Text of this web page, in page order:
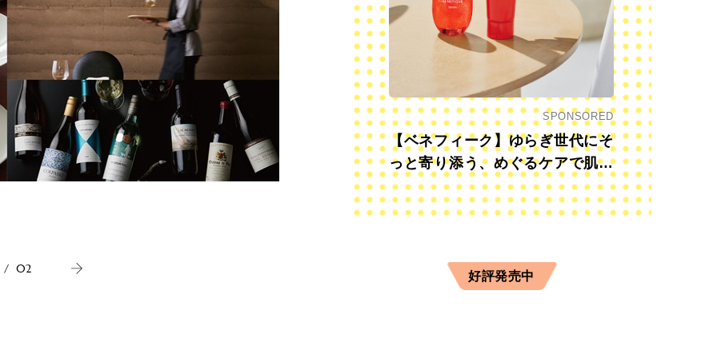
『Vicky’s』料理長の大滝 実氏。生産者に敬意を払い、本当に美味しいも
/ 02
SPONSORED
【ベネフィーク】ゆらぎ世代にそ
っと寄り添う、めぐるケアで肌も
心も前向きに
好評発売中